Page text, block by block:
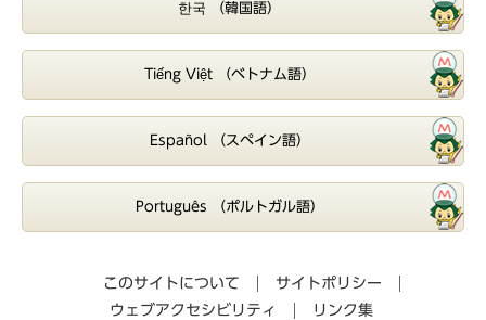
한국 （韓国語）
Tiếng Việt （ベトナム語）
Español （スペイン語）
Português （ポルトガル語）
このサイトについて
サイトポリシー
ウェブアクセシビリティ
リンク集